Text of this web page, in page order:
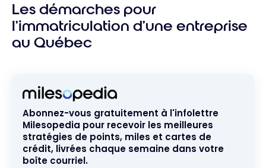
Les démarches pour
l’immatriculation d’une entreprise
au Québec
Abonnez-vous gratuitement à l'infolettre
Milesopedia pour recevoir les meilleures
stratégies de points, miles et cartes de
crédit, livrées chaque semaine dans votre
boîte courriel.